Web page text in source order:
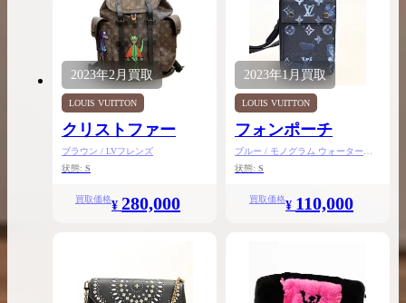
2023年2月買取
LOUIS VUITTON
クリストファー
ブラウン / LVフレンズ
状態: S
買取価格¥ 280,000
2023年1月買取
LOUIS VUITTON
フォンポーチ
ブルー / モノグラム ウォーターカ
ラー
状態: S
買取価格¥ 110,000